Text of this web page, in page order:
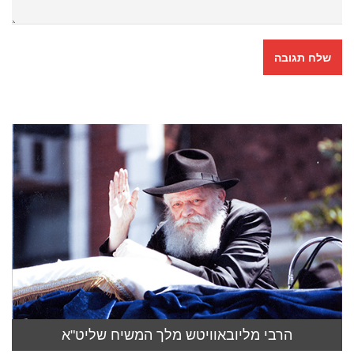
הרבי מליובאוויטש מלך המשיח שליט"א